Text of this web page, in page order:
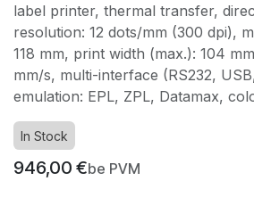
label printer, thermal transfer,
resolution: 12 dots/mm (300 dpi),
118 mm, print width (max.): 104
mm/s, multi-interface (RS232,
emulation: EPL, ZPL, Datamax,
In Stock
946,00 €be PVM